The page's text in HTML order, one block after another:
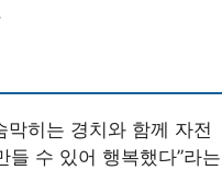
막히는 경치와 함께 자전
들 수 있어 행복했다”라는